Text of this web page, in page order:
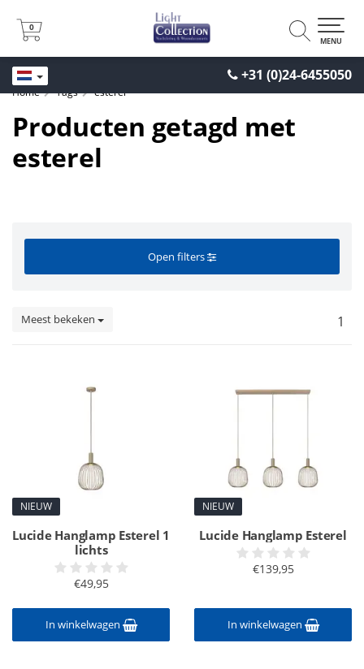
+31 (0)24-6455050
0
0
MENU
Home Tags esterel
Producten getagd met
esterel
Open filters
Meest bekeken 1
NIEUW
Lucide Hanglamp Esterel 1
lichts
€49,95
In winkelwagen
NIEUW
Lucide Hanglamp Esterel
€139,95
In winkelwagen